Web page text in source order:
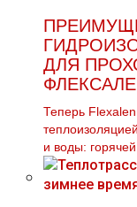
ДЛЯ
Теперь
и воды: